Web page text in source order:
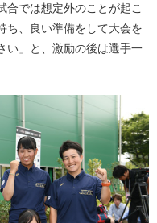
合では想定外のことが起こ
ち、良い準備をして大会を
い」と、激励の後は選手一